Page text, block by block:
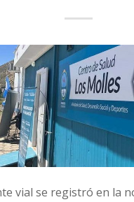
vial se registró en la